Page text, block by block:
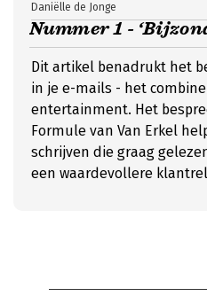
Nummer 1 -
Daniëlle de Jonge
Dit artikel benadrukt het
in je e-mails - het
entertainment. Het
Formule van Van Erkel
schrijven die graag
een waardevollere